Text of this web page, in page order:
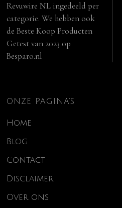
Revuwire NL ingedeeld per
categorie. We hebben ook
deBeste Koop Producten
Getest van 2023 op
Besparo.nl
ONZE PAGINA’S
Home
Blog
Contact
Disclaimer
Over ons